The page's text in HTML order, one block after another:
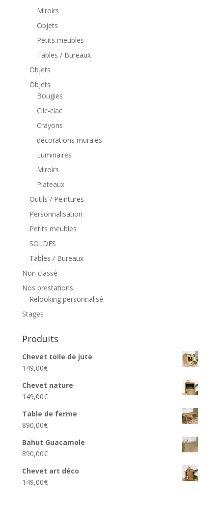
Miroirs
Objets
Petits meubles
Tables / Bureaux
Objets
Objets
Bougies
Clic-clac
Crayons
décorations murales
Luminaires
Miroirs
Plateaux
Outils / Peintures
Personnalisation
Petits meubles
SOLDES
Tables / Bureaux
Non classé
Nos prestations
Relooking personnalisé
Stages
Produits
Chevet toile de jute
149,00€
Chevet nature
149,00€
Table de ferme
890,00€
Bahut Guacamole
890,00€
Chevet art déco
149,00€